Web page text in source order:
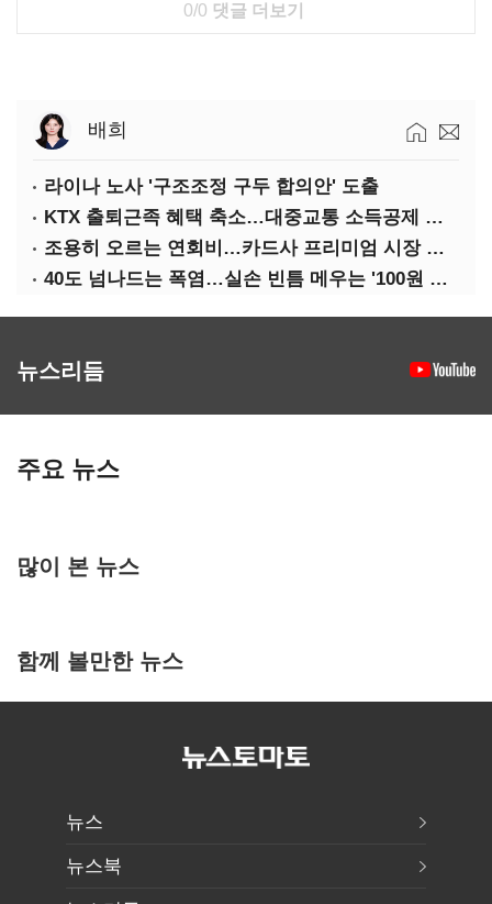
0/0 댓글 더보기
배희
라이나 노사 '구조조정 구두 합의안' 도출
KTX 출퇴근족 혜택 축소…대중교통 소득공제 개편
조용히 오르는 연회비…카드사 프리미엄 시장 정조준
40도 넘나드는 폭염…실손 빈틈 메우는 '100원 미니보험'
뉴스리듬
주요 뉴스
많이 본 뉴스
함께 볼만한 뉴스
뉴스
뉴스북